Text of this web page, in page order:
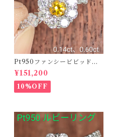
Pt950ファンシービビッドオ
レンジィイエローダイヤリン
グ D 0.144ct D 0.60ct【PR
O208782】
¥151,200
10%OFF